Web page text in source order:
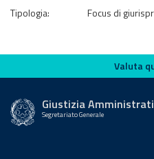
Tipologia:
Focus di
Valuta questoValuta
Giustizia
Segretariato Generale